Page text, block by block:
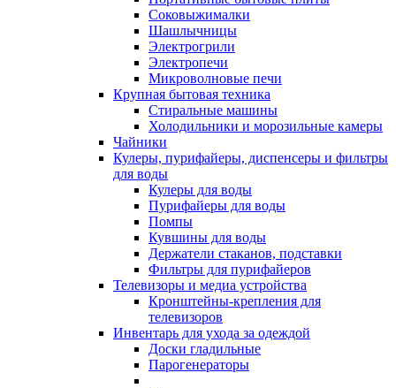
Соковыжималки
Шашлычницы
Электрогрили
Электропечи
Микроволновые печи
Крупная бытовая техника
Стиральные машины
Холодильники и морозильные камеры
Чайники
Кулеры, пурифайеры, диспенсеры и фильтры
для воды
Кулеры для воды
Пурифайеры для воды
Помпы
Кувшины для воды
Держатели стаканов, подставки
Фильтры для пурифайеров
Телевизоры и медиа устройства
Кронштейны-крепления для
телевизоров
Инвентарь для ухода за одеждой
Доски гладильные
Парогенераторы